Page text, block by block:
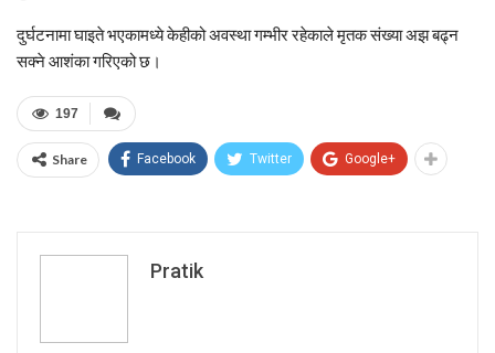
दुर्घटनामा घाइते भएकामध्ये केहीको अवस्था गम्भीर रहेकाले मृतक संख्या अझ बढ्न
सक्ने आशंका गरिएको छ।
197
Share Facebook Twitter Google+
Pratik